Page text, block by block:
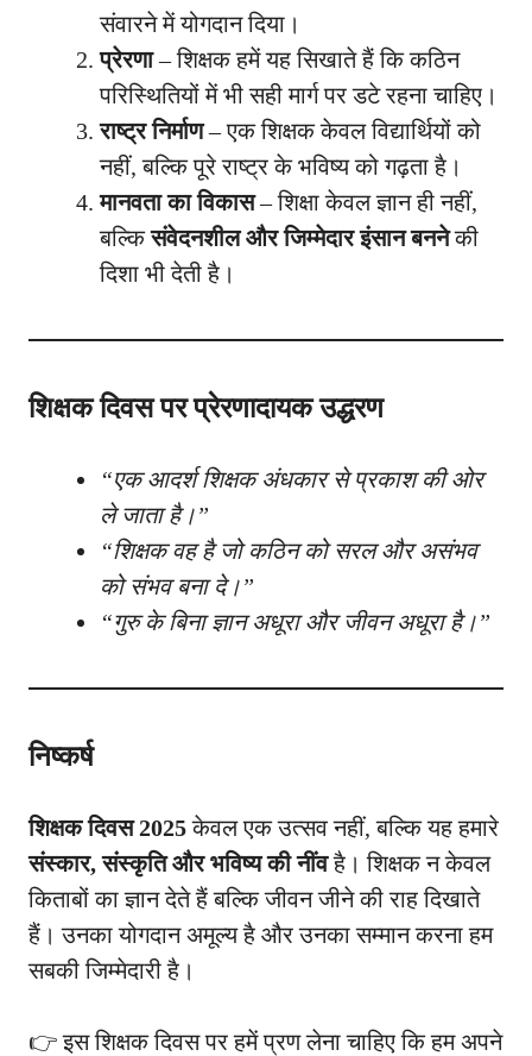
संवारने में योगदान दिया।
प्रेरणा– शिक्षक हमें यह सिखाते हैं कि कठिन
परिस्थितियों में भी सही मार्ग पर डटे रहना चाहिए।
राष्ट्र निर्माण– एक शिक्षक केवल विद्यार्थियों को
नहीं, बल्कि पूरे राष्ट्र के भविष्य को गढ़ता है।
मानवता का विकास– शिक्षा केवल ज्ञान ही नहीं,
बल्किसंवेदनशील और जिम्मेदार इंसान बननेकी
दिशा भी देती है।
शिक्षक दिवस पर प्रेरणादायक उद्धरण
“एक आदर्श शिक्षक अंधकार से प्रकाश की ओर
ले जाता है।”
“शिक्षक वह है जो कठिन को सरल और असंभव
को संभव बना दे।”
“गुरु के बिना ज्ञान अधूरा और जीवन अधूरा है।”
निष्कर्ष
शिक्षक दिवस 2025केवल एक उत्सव नहीं, बल्कि यह हमारे
संस्कार, संस्कृति और भविष्य की नींवहै। शिक्षक न केवल
किताबों का ज्ञान देते हैं बल्कि जीवन जीने की राह दिखाते
हैं। उनका योगदान अमूल्य है और उनका सम्मान करना हम
सबकी जिम्मेदारी है।
👉 इस शिक्षक दिवस पर हमें प्रण लेना चाहिए कि हम अपने